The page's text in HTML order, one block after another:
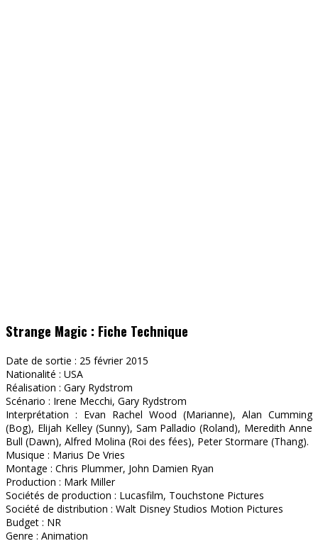
Strange Magic : Fiche Technique
Date de sortie : 25 février 2015
Nationalité : USA
Réalisation : Gary Rydstrom
Scénario : Irene Mecchi, Gary Rydstrom
Interprétation : Evan Rachel Wood (Marianne), Alan Cumming
(Bog), Elijah Kelley (Sunny), Sam Palladio (Roland), Meredith Anne
Bull (Dawn), Alfred Molina (Roi des fées), Peter Stormare (Thang).
Musique : Marius De Vries
Montage : Chris Plummer, John Damien Ryan
Production : Mark Miller
Sociétés de production : Lucasfilm, Touchstone Pictures
Société de distribution : Walt Disney Studios Motion Pictures
Budget : NR
Genre : Animation